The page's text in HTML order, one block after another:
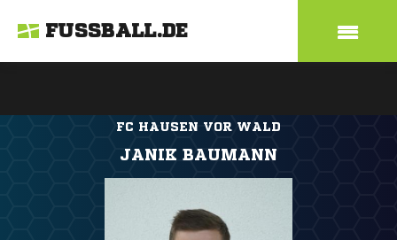
FUSSBALL.DE
FC HAUSEN VOR WALD
JANIK BAUMANN